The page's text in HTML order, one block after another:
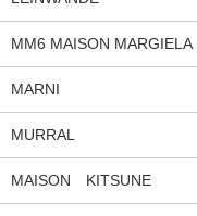
MM6 MAISON MARGIELA
MARNI
MURRAL
MAISON KITSUNE